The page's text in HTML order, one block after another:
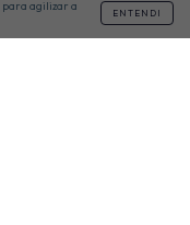
para agilizar a
ENTENDI